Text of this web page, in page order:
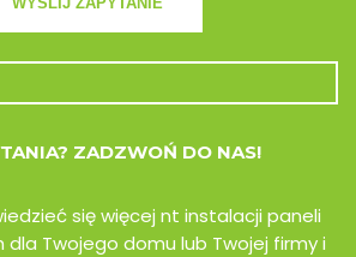
ZADZWOŃ DO NAS!
się więcej nt instalacji paneli
Twojego domu lub Twojej firmy i